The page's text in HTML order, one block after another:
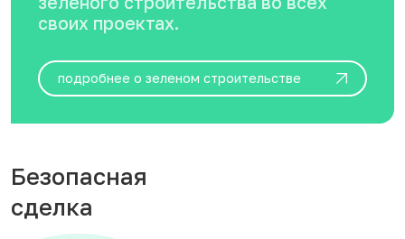
своих проектах.
подробнее о зеленом строительстве
Безопасная
сделка